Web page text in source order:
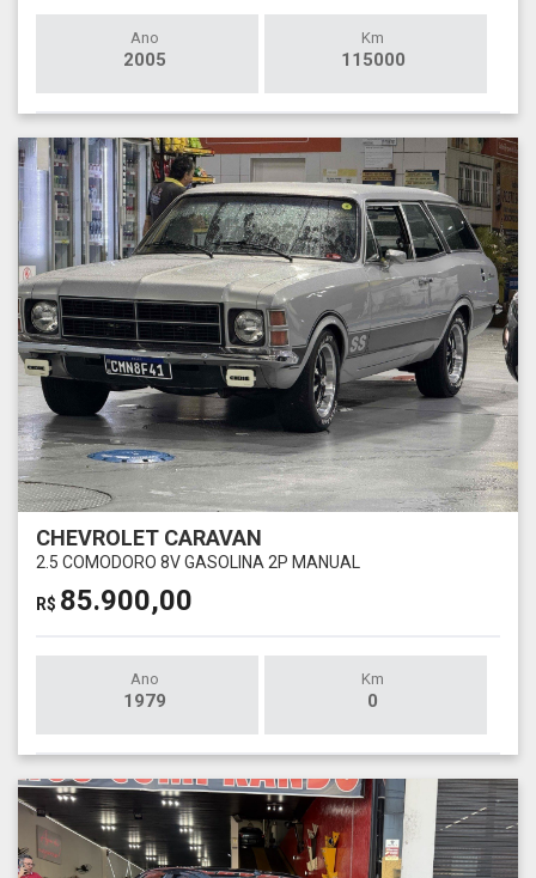
Ano
2005
Km
115000
CHEVROLET CARAVAN
2.5 COMODORO 8V GASOLINA 2P MANUAL
R$ 85.900,00
Ano
1979
Km
0